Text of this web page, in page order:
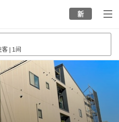
新
客 1间